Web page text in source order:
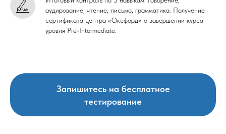
аудирование, чтение, письмо, грамматика. Получение
сертификата центра «Оксфорд» о завершении курса
уровня Pre-Intermediate.
Запишитесь на бесплатное
тестирование